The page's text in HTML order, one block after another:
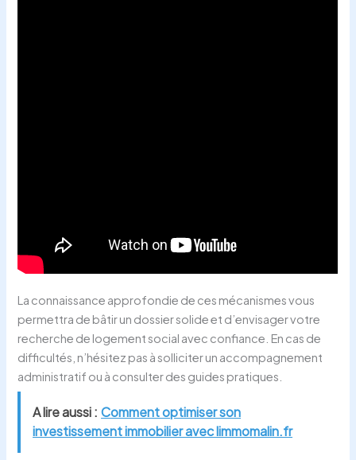
La connaissance approfondie de ces mécanismes vous
permettra de bâtir un dossier solide et d’envisager votre
recherche de logement social avec confiance. En cas de
difficultés, n’hésitez pas à solliciter un accompagnement
administratif ou à consulter des guides pratiques.
A lire aussi : Comment optimiser son
investissement immobilier avec limmomalin.fr